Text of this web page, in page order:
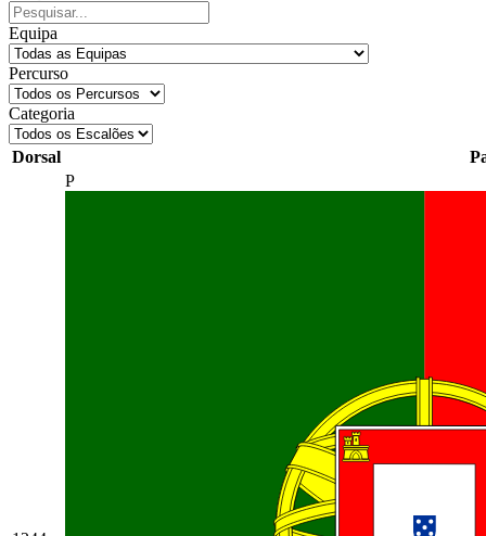
Equipa
Percurso
Categoria
Dorsal
P